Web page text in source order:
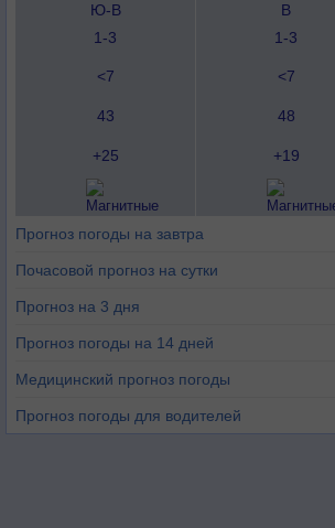
Ю-В
1-3
В
1-3
<7 <7
43 48
+25 +19
Прогноз погоды на завтра
Почасовой прогноз на сутки
Прогноз на 3 дня
Прогноз погоды на 14 дней
Медицинский прогноз погоды
Прогноз погоды для водителей